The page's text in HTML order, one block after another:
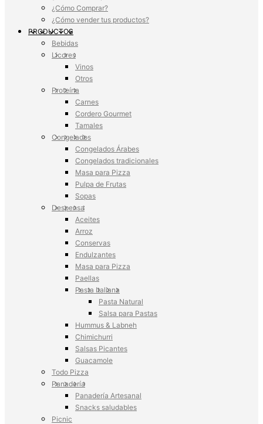
¿Cómo Comprar?
¿Cómo vender tus productos?
PRODUCTOS
Bebidas
Licores
Vinos
Otros
Proteína
Carnes
Cordero Gourmet
Tamales
Congelados
Congelados Árabes
Congelados tradicionales
Masa para Pizza
Pulpa de Frutas
Sopas
Despensa
Aceites
Arroz
Conservas
Endulzantes
Masa para Pizza
Paellas
Pasta Italiana
Pasta Natural
Salsa para Pastas
Hummus & Labneh
Chimichurri
Salsas Picantes
Guacamole
Todo Pizza
Panadería
Panadería Artesanal
Snacks saludables
Picnic